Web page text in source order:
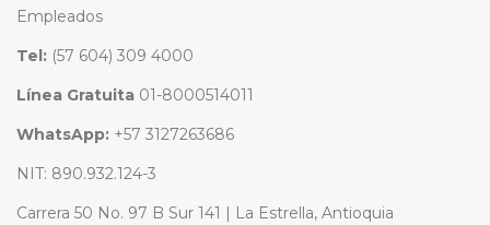
Empleados
Tel: (57 604) 309 4000
Línea Gratuita 01-8000514011
WhatsApp: +57 3127263686
NIT: 890.932.124-3
Carrera 50 No. 97 B Sur 141 | La Estrella, Antioquia